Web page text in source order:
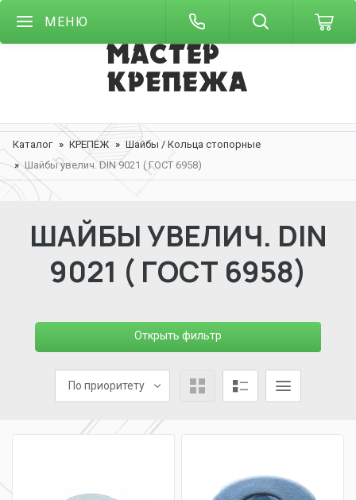
МЕНЮ
Каталог КРЕПЕЖ
Шайбы / Кольца стопорные
Шайбы увелич. DIN 9021 ( ГОСТ 6958)
ШАЙБЫ УВЕЛИЧ. DIN
9021 ( ГОСТ 6958)
Открыть фильтр
По приоритету